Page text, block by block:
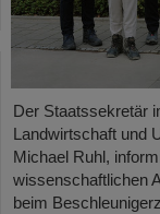
Der Staatssekretär
Landwirtschaft und
Michael Ruhl,
wissenschaftlichen
beim